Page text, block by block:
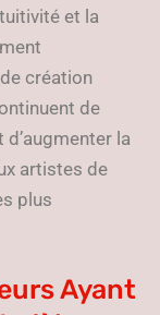
et la
création
de
la
artistes de
plus
Ayant